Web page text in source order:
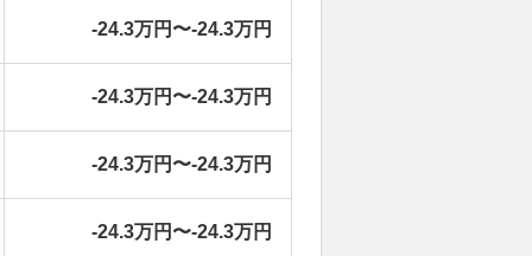
-24.3万円〜-24.3万円
-24.3万円〜-24.3万円
-24.3万円〜-24.3万円
-24.3万円〜-24.3万円